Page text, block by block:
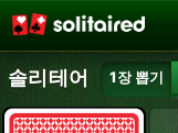
솔리테어 1장 뽑기